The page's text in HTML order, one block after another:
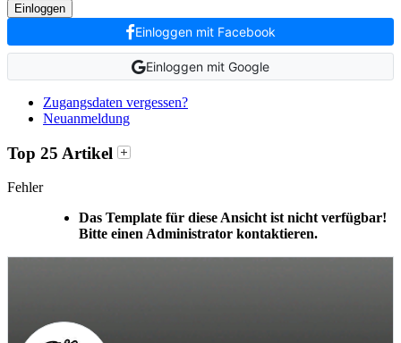
Einloggen
Einloggen mit Facebook
Einloggen mit Google
Zugangsdaten vergessen?
Neuanmeldung
Top 25 Artikel
Fehler
Das Template für diese Ansicht ist nicht verfügbar!
Bitte einen Administrator kontaktieren.